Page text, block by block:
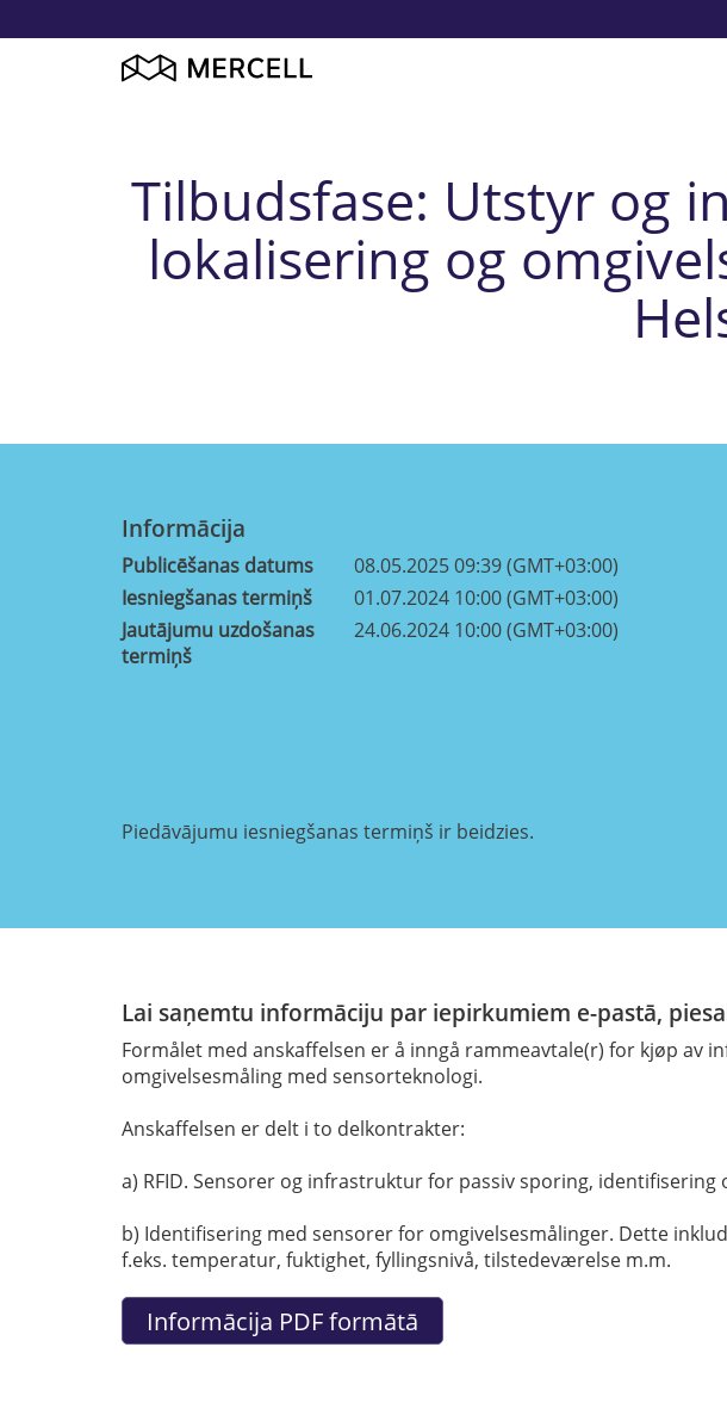
Tilbudsfase: Utstyr og
lokalisering og
Informācija
Publicēšanas datums
08.05.2025 09:39 (GMT+03:00)
Iesniegšanas termiņš
01.07.2024 10:00 (GMT+03:00)
Jautājumu uzdošanas
termiņš
24.06.2024 10:00 (GMT+03:00)
Piedāvājumu iesniegšanas termiņš ir beidzies.
Lai saņemtu informāciju par iepirkumiem e-pastā,
Formålet med anskaffelsen er å inngå rammeavtale(r) for kjøp av
omgivelsesmåling med sensorteknologi.
Anskaffelsen er delt i to delkontrakter:
a) RFID. Sensorer og infrastruktur for passiv sporing, identifisering
b) Identifisering med sensorer for omgivelsesmålinger. Dette
f.eks. temperatur, fuktighet, fyllingsnivå, tilstedeværelse m.m.